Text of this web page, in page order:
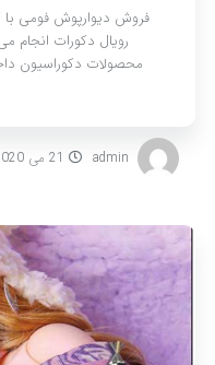
فروش دیوارپوش فومی با
رویال دکورات انجام
محصولات دکوراسیون
admin 21 می 2020